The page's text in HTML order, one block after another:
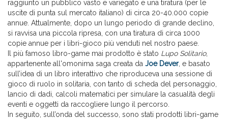
raggiunto un pubblico vasto e variegato e una tiratura (per le
uscite di punta sul mercato italiano) di circa 20-40.000 copie
annue. Attualmente, dopo un lungo periodo di grande declino,
si ravvisa una piccola ripresa, con una tiratura di circa 1000
copie annue per i libri-gioco più venduti nel nostro paese.
Il più famoso libro-game mai prodotto è stato Lupo Solitario,
appartenente all'omonima saga creata da Joe Dever, e basato
sull’idea di un libro interattivo che riproduceva una sessione di
gioco di ruolo in solitaria, con tanto di scheda del personaggio,
lancio di dadi, calcoli matematici per simulare la casualità degli
eventi e oggetti da raccogliere lungo il percorso.
In seguito, sull’onda del successo, sono stati prodotti libri-game